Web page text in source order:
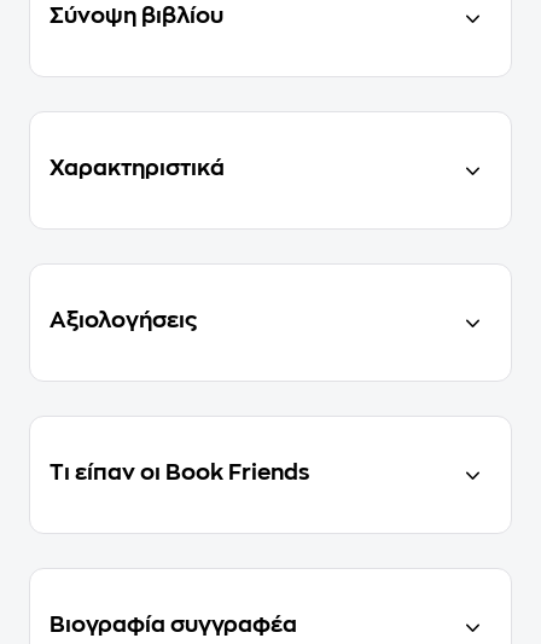
Σύνοψη βιβλίου
Χαρακτηριστικά
Αξιολογήσεις
Τι είπαν οι Book Friends
Βιογραφία συγγραφέα